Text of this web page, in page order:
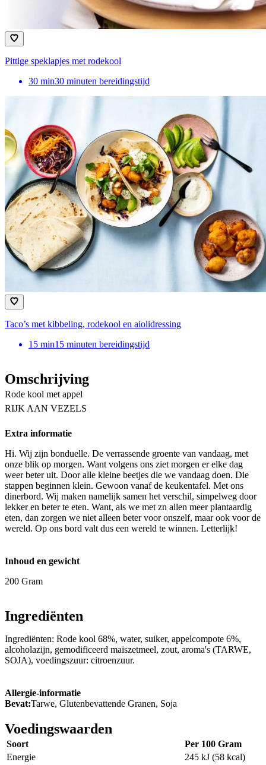
Pittige speklapjes met rodekool
30 min30 minuten bereidingstijd
Taco’s met kibbeling, rodekool en aiolidressing
15 min15 minuten bereidingstijd
Omschrijving
Rode kool met appel
RIJK AAN VEZELS
Extra informatie
Hi. Wij zijn bonduelle. De verrassende groente van vandaag, met
onze blik op morgen. Want volgens ons ziet morgen er elke dag
weer beter uit. Door alle kleine beetjes die we vandaag doen. Die
stappen beginnen klein. Gewoon vanaf de keukentafel. Met ons
dinerbord. Wij maken namelijk samen het verschil, simpelweg door
lekker en beter te eten. Want, als we met zn allen meer plantaardig
eten, dan zorgen we niet alleen beter voor onszelf, maar ook voor de
wereld. Op ons bord valt dus een wereld te winnen. Letterlijk!
Inhoud en gewicht
200 Gram
Ingrediënten
Ingrediënten: Rode kool 68%, water, suiker, appelcompote 6%,
alcoholazijn, gemodificeerd maïszetmeel, zout, aroma's (TARWE,
SOJA), voedingszuur: citroenzuur.
Allergie-informatie
Bevat:Tarwe, Glutenbevattende Granen, Soja
Voedingswaarden
Soort
Per 100 Gram
Energie
245 kJ (58 kcal)